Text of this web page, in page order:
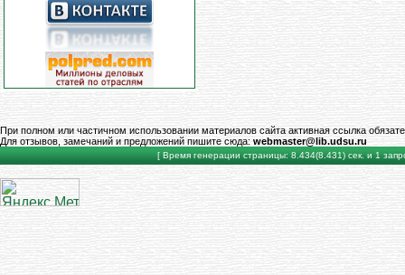
При полном или частичном использовании материалов сайта активная ссылка
Для отзывов, замечаний и предложений пишите сюда: webmaster@lib.udsu.ru
[ Время генерации страницы: 8.434(8.431) сек. и 1